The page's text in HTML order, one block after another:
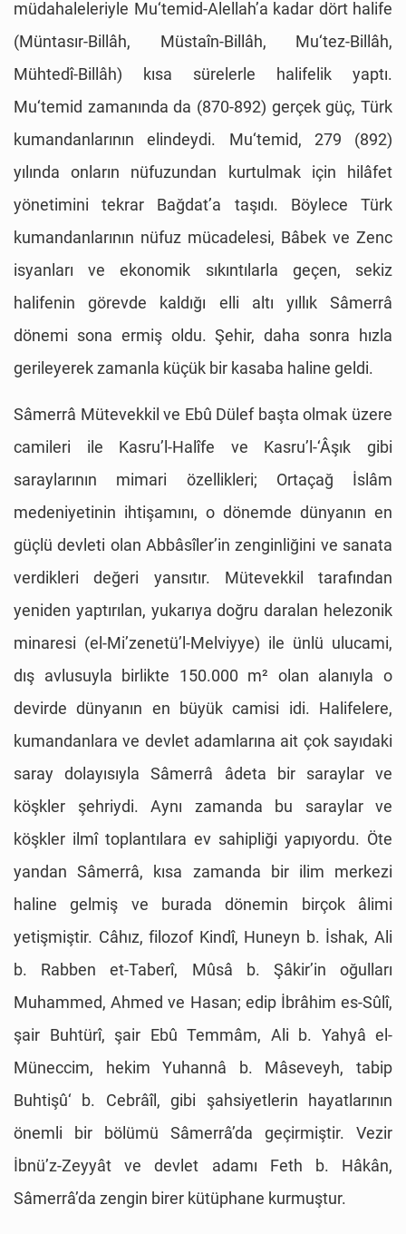
müdahaleleriyle Mu‘temid-Alellah’a kadar dört halife
(Müntasır-Billâh, Müstaîn-Billâh, Mu‘tez-Billâh,
Mühtedî-Billâh) kısa sürelerle halifelik yaptı.
Mu‘temid zamanında da (870-892) gerçek güç, Türk
kumandanlarının elindeydi. Mu‘temid, 279 (892)
yılında onların nüfuzundan kurtulmak için hilâfet
yönetimini tekrar Bağdat’a taşıdı. Böylece Türk
kumandanlarının nüfuz mücadelesi, Bâbek ve Zenc
isyanları ve ekonomik sıkıntılarla geçen, sekiz
halifenin görevde kaldığı elli altı yıllık Sâmerrâ
dönemi sona ermiş oldu. Şehir, daha sonra hızla
gerileyerek zamanla küçük bir kasaba haline geldi.
Sâmerrâ Mütevekkil ve Ebû Dülef başta olmak üzere
camileri ile Kasru’l-Halîfe ve Kasru’l-‘Âşık gibi
saraylarının mimari özellikleri; Ortaçağ İslâm
medeniyetinin ihtişamını, o dönemde dünyanın en
güçlü devleti olan Abbâsîler’in zenginliğini ve sanata
verdikleri değeri yansıtır. Mütevekkil tarafından
yeniden yaptırılan, yukarıya doğru daralan helezonik
minaresi (el-Mi’zenetü’l-Melviyye) ile ünlü ulucami,
dış avlusuyla birlikte 150.000 m² olan alanıyla o
devirde dünyanın en büyük camisi idi. Halifelere,
kumandanlara ve devlet adamlarına ait çok sayıdaki
saray dolayısıyla Sâmerrâ âdeta bir saraylar ve
köşkler şehriydi. Aynı zamanda bu saraylar ve
köşkler ilmî toplantılara ev sahipliği yapıyordu. Öte
yandan Sâmerrâ, kısa zamanda bir ilim merkezi
haline gelmiş ve burada dönemin birçok âlimi
yetişmiştir. Câhız, filozof Kindî, Huneyn b. İshak, Ali
b. Rabben et-Taberî, Mûsâ b. Şâkir’in oğulları
Muhammed, Ahmed ve Hasan; edip İbrâhim es-Sûlî,
şair Buhtürî, şair Ebû Temmâm, Ali b. Yahyâ el-
Müneccim, hekim Yuhannâ b. Mâseveyh, tabip
Buhtişû‘ b. Cebrâîl, gibi şahsiyetlerin hayatlarının
önemli bir bölümü Sâmerrâ’da geçirmiştir. Vezir
İbnü’z-Zeyyât ve devlet adamı Feth b. Hâkân,
Sâmerrâ’da zengin birer kütüphane kurmuştur.